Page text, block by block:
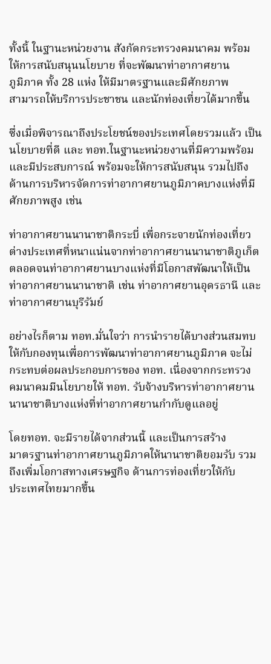
ทั้งนี้ ในฐานะหน่วยงาน สังกัดกระทรวงคมนาคม พร้อม
ให้การสนับสนุนนโยบาย ที่จะพัฒนาท่าอากาศยาน
ภูมิภาค ทั้ง 28 แห่ง ให้มีมาตรฐานและมีศักยภาพ
สามารถให้บริการประชาชน และนักท่องเที่ยวได้มากขึ้น
ซึ่งเมื่อพิจารณาถึงประโยชน์ของประเทศโดยรวมแล้ว เป็น
นโยบายที่ดี และ ทอท.ในฐานะหน่วยงานที่มีความพร้อม
และมีประสบการณ์ พร้อมจะให้การสนับสนุน รวมไปถึง
ด้านการบริหารจัดการท่าอากาศยานภูมิภาคบางแห่งที่มี
ศักยภาพสูง เช่น
ท่าอากาศยานนานาชาติกระบี่ เพื่อกระจายนักท่องเที่ยว
ต่างประเทศที่หนาแน่นจากท่าอากาศยานนานาชาติภูเก็ต
ตลอดจนท่าอากาศยานบางแห่งที่มีโอกาสพัฒนาให้เป็น
ท่าอากาศยานนานาชาติ เช่น ท่าอากาศยานอุดรธานี และ
ท่าอากาศยานบุรีรัมย์
อย่างไรก็ตาม ทอท.มั่นใจว่า การนำรายได้บางส่วนสมทบ
ให้กับกองทุนเพื่อการพัฒนาท่าอากาศยานภูมิภาค จะไม่
กระทบต่อผลประกอบการของ ทอท. เนื่องจากกระทรวง
คมนาคมมีนโยบายให้ ทอท. รับจ้างบริหารท่าอากาศยาน
นานาชาติบางแห่งที่ท่าอากาศยานกำกับดูแลอยู่
โดยทอท. จะมีรายได้จากส่วนนี้ และเป็นการสร้าง
มาตรฐานท่าอากาศยานภูมิภาคให้นานาชาติยอมรับ รวม
ถึงเพิ่มโอกาสทางเศรษฐกิจ ด้านการท่องเที่ยวให้กับ
ประเทศไทยมากขึ้น